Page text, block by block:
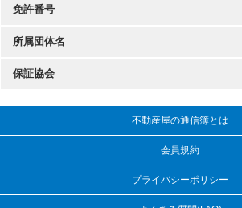
免許番号
所属団体名
保証協会
不動産屋の通信簿とは
会員規約
プライバシーポリシー